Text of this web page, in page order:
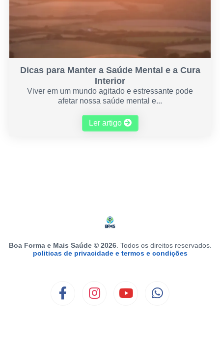
Dicas para Manter a Saúde Mental e a Cura
Interior
Viver em um mundo agitado e estressante pode
afetar nossa saúde mental e...
Ler artigo
Boa Forma e Mais Saúde © 2026. Todos os direitos reservados.
politicas de privacidade e termos e condições